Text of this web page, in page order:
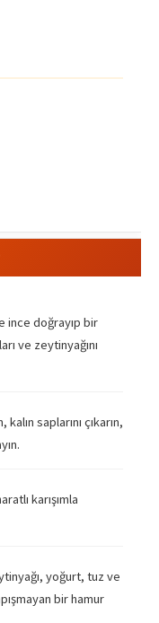
ince doğrayıp bir
ve zeytinyağını
saplarını çıkarın,
karışımla
yoğurt, tuz ve
bir hamur